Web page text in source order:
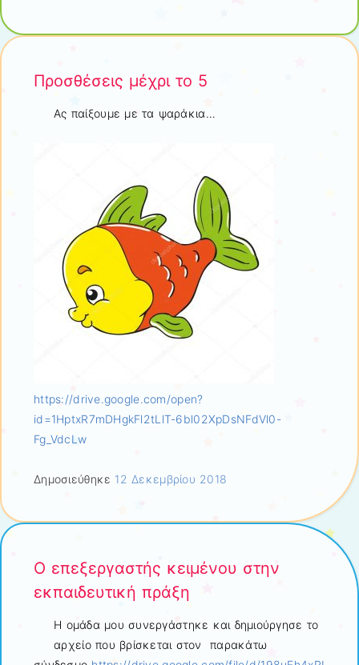
Προσθέσεις μέχρι το 5
Ας παίξουμε με τα ψαράκια…
https://drive.google.com/open?
id=1HptxR7mDHgkFl2tLlT-6bl02XpDsNFdVl0-
Fg_VdcLw
Δημοσιεύθηκε 12 Δεκεμβρίου 2018
Ο επεξεργαστής κειμένου στην
εκπαιδευτική πράξη
Η ομάδα μου συνεργάστηκε και δημιούργησε το
αρχείο που βρίσκεται στον παρακάτω